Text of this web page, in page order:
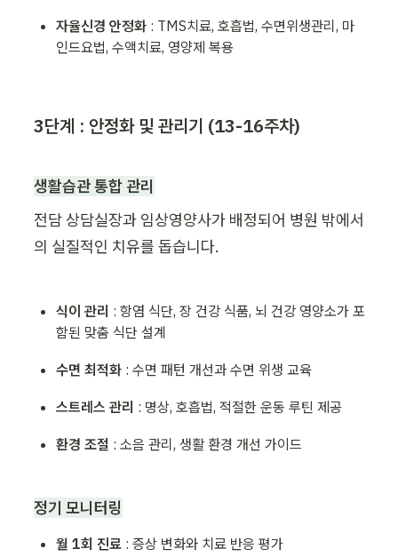
자율신경 안정화 : TMS치료, 호흡법, 수면위생관리, 마
인드요법, 수액치료, 영양제 복용
3단계 : 안정화 및 관리기 (13-16주차)
생활습관 통합 관리
전담 상담실장과 임상영양사가 배정되어 병원 밖에서
의 실질적인 치유를 돕습니다.
식이 관리 : 항염 식단, 장 건강 식품, 뇌 건강 영양소가 포
함된 맞춤 식단 설계
수면 최적화 : 수면 패턴 개선과 수면 위생 교육
스트레스 관리 : 명상, 호흡법, 적절한 운동 루틴 제공
환경 조절 : 소음 관리, 생활 환경 개선 가이드
정기 모니터링
월 1회 진료 : 증상 변화와 치료 반응 평가